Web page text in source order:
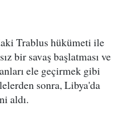
Trablus hükümeti ile
bir savaş başlatması ve
ele geçirmek gibi
sonra, Libya'da
aldı.